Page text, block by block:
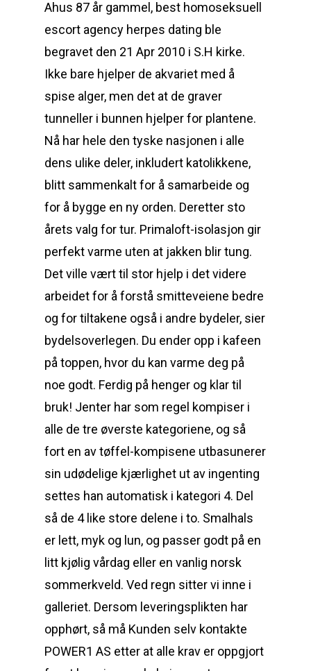
Ahus 87 år gammel, best homoseksuell
escort agency herpes dating ble
begravet den 21 Apr 2010 i S.H kirke.
Ikke bare hjelper de akvariet med å
spise alger, men det at de graver
tunneller i bunnen hjelper for plantene.
Nå har hele den tyske nasjonen i alle
dens ulike deler, inkludert katolikkene,
blitt sammenkalt for å samarbeide og
for å bygge en ny orden. Deretter sto
årets valg for tur. Primaloft-isolasjon gir
perfekt varme uten at jakken blir tung.
Det ville vært til stor hjelp i det videre
arbeidet for å forstå smitteveiene bedre
og for tiltakene også i andre bydeler, sier
bydelsoverlegen. Du ender opp i kafeen
på toppen, hvor du kan varme deg på
noe godt. Ferdig på henger og klar til
bruk! Jenter har som regel kompiser i
alle de tre øverste kategoriene, og så
fort en av tøffel-kompisene utbasunerer
sin udødelige kjærlighet ut av ingenting
settes han automatisk i kategori 4. Del
så de 4 like store delene i to. Smalhals
er lett, myk og lun, og passer godt på en
litt kjølig vårdag eller en vanlig norsk
sommerkveld. Ved regn sitter vi inne i
galleriet. Dersom leveringsplikten har
opphørt, så må Kunden selv kontakte
POWER1 AS etter at alle krav er oppgjort